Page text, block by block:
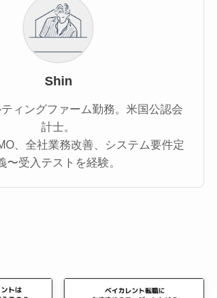
Shin
ィングファーム勤務。米国公認会
計士。
、全社業務改善、システム要件定
〜受入テストを経験。